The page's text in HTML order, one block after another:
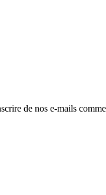
de nos e-mails